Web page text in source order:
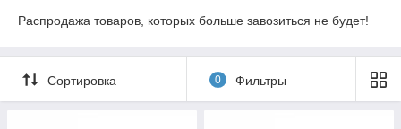
Распродажа товаров, которых больше завозиться не будет!
Сортировка 0 Фильтры